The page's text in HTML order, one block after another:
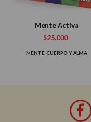
Mente Activa
$25.000
MENTE, CUERPO Y ALMA